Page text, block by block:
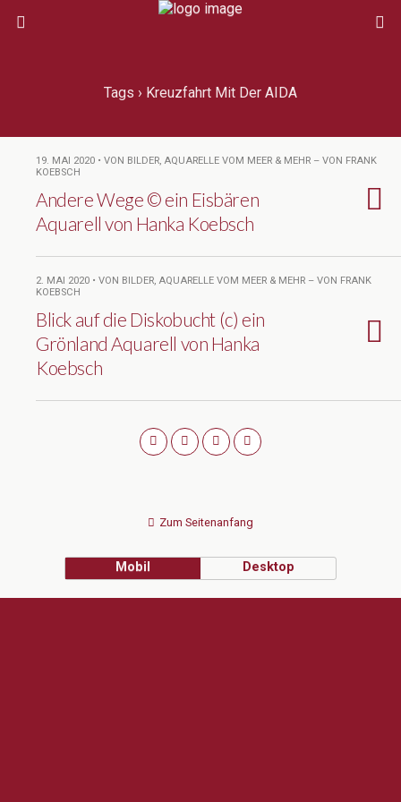
Tags › Kreuzfahrt Mit Der AIDA
19. MAI 2020 • VON BILDER, AQUARELLE VOM MEER & MEHR – VON FRANK
KOEBSCH
Andere Wege © ein Eisbären
Aquarell von Hanka Koebsch
2. MAI 2020 • VON BILDER, AQUARELLE VOM MEER & MEHR – VON FRANK
KOEBSCH
Blick auf die Diskobucht (c) ein
Grönland Aquarell von Hanka
Koebsch
Zum Seitenanfang
Mobil Desktop